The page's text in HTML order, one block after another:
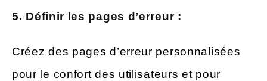
5. Définir les pages d’erreur :
Créez des pages d’erreur personnalisées
pour le confort des utilisateurs et pour